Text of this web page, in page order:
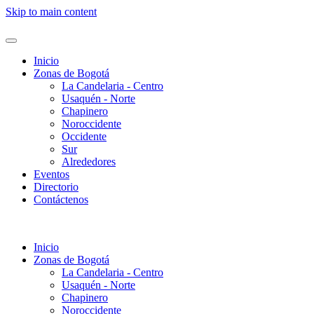
Skip to main content
Inicio
Zonas de Bogotá
La Candelaria - Centro
Usaquén - Norte
Chapinero
Noroccidente
Occidente
Sur
Alrededores
Eventos
Directorio
Contáctenos
Inicio
Zonas de Bogotá
La Candelaria - Centro
Usaquén - Norte
Chapinero
Noroccidente